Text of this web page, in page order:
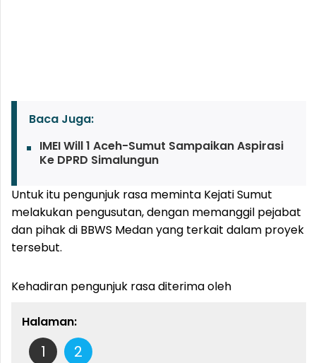
Baca Juga:
IMEI Will 1 Aceh-Sumut Sampaikan Aspirasi
Ke DPRD Simalungun
Untuk itu pengunjuk rasa meminta Kejati Sumut
melakukan pengusutan, dengan memanggil pejabat
dan pihak di BBWS Medan yang terkait dalam proyek
tersebut.
Kehadiran pengunjuk rasa diterima oleh
Halaman:
1 2